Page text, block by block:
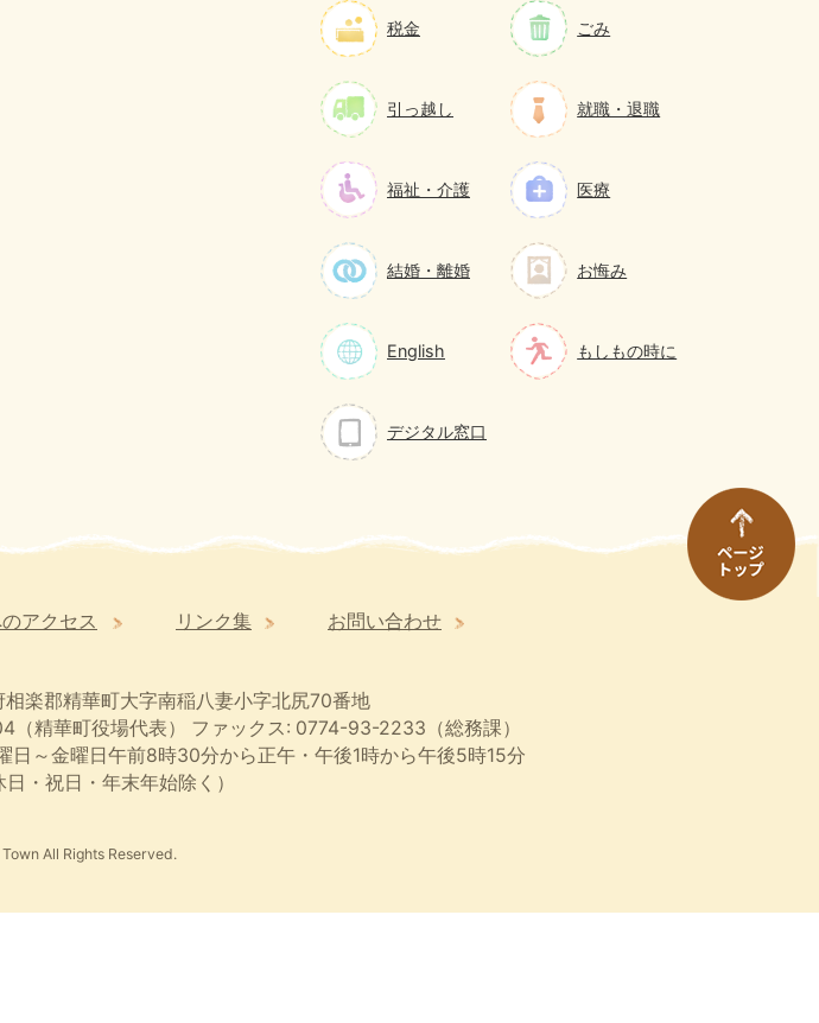
税金 ごみ
引っ越し 就職・退職
福祉・介護 医療
結婚・離婚 お悔み
English もしもの時に
デジタル窓口
アクセス リンク集 お問い合わせ
相楽郡精華町大字南稲八妻小字北尻70番地
精華町役場代表） ファックス: 0774-93-2233（総務課）
日～金曜日午前8時30分から正午・午後1時から午後5時15分
日・祝日・年末年始除く）
All Rights Reserved.